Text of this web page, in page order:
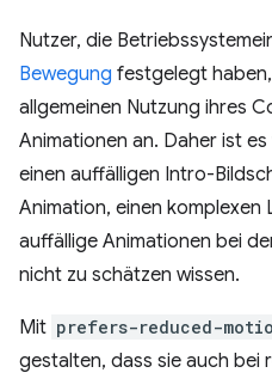
Nutzer, die
Bewegung festgelegt
allgemeinen Nutzung ihres
Animationen an. Daher ist
einen auffälligen Intro-
Animation, einen
auffällige Animationen bei
nicht zu schätzen wissen.
Mit prefers-reduced-
gestalten, dass sie auch bei